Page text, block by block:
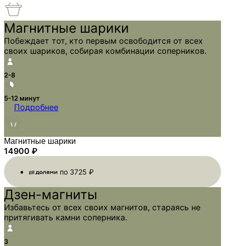
Магнитные шарики
Побеждает тот, кто первым освободится от всех
своих шариков, собирая комбинации соперников.
2-8
5-12 минут
Подробнее
Магнитные шарики
14900 ₽
по 3725 ₽
Дзен-магниты
Избавьтесь от всех своих магнитов, стараясь не
притягивать камни соперника.
3